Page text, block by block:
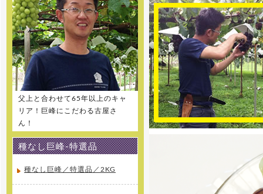
[2016年5月13日 ]
姉妹店-完熟マンゴー通販の
2016年度の販売受付をスタートし
ました。
[2016年5月13日 ]
姉妹店-甘濃スイカ通販の2016
年度の販売受付をスタートしまし
姉妹店-メロン専門通販の2016
年度の夏価格適応期間がスタート
価格にてご提供しています。是非
父上と合わせて65年以上のキャ
リア！巨峰にこだわる古屋さ
ん！
種なし巨峰-特選品
種なし巨峰／特選品／2KG